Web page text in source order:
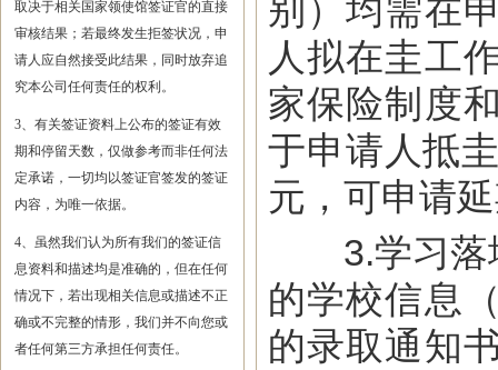
取决于相关国家领使馆签证官的直接
审核结果；若最终发生拒签状况，申
请人应自然接受此结果，同时放弃追
究本公司任何责任的权利。
3、有关签证资料上公布的签证有效
期和停留天数，仅做参考而非任何法
定承诺，一切均以签证官签发的签证
内容，为唯一依据。
4、虽然我们认为所有我们的签证信
息资料和描述均是准确的，但在任何
情况下，若出现相关信息或描述不正
确或不完整的情形，我们并不向您或
者任何第三方承担任何责任。
别）均需在
人拟在圭工
家保险制度
于申请人抵
元，可申请
3.学习落地
的学校信息
的录取通知